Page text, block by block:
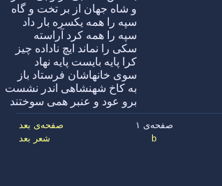
و شاه جهان از بر تخت و گاه
سپه را همه یکسره بار داد
سپه را همه کرد آراسته
سکی را نماند ایچ ناداده چیز
کرا پایه بایست پایه نهاد
سوی خانهاشان فرستاد باز
به کاخ شهنشاهی اندر نشست
برو عود و عنبر همی سوختند
صفحه‌ی ۱
صفحه‌ی بعد
b شعر بعد